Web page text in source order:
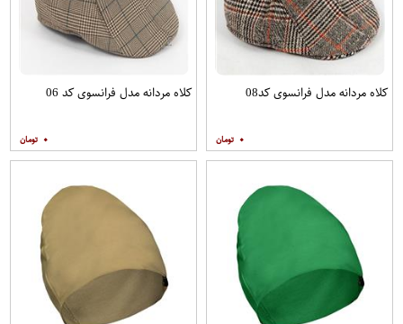
کلاه مردانه مدل فرانسوی کد08
۰
کلاه مردانه مدل فرانسوی کد 06
۰